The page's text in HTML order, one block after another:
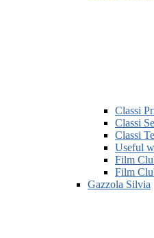
Classi
Classi
Classi
Useful
Film
Film
Gazzola Silvia